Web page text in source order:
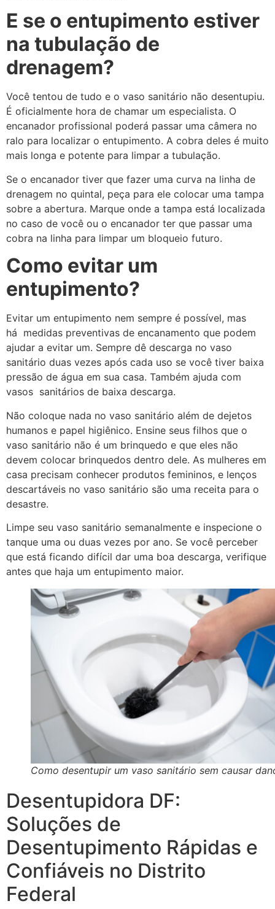
E se o entupimento estiver
na tubulação de
drenagem?
Você tentou de tudo e o vaso sanitário não desentupiu.
É oficialmente hora de chamar um especialista. O
encanador profissional poderá passar uma câmera no
ralo para localizar o entupimento. A cobra deles é muito
mais longa e potente para limpar a tubulação.
Se o encanador tiver que fazer uma curva na linha de
drenagem no quintal, peça para ele colocar uma tampa
sobre a abertura. Marque onde a tampa está localizada
no caso de você ou o encanador ter que passar uma
cobra na linha para limpar um bloqueio futuro.
Como evitar um
entupimento?
Evitar um entupimento nem sempre é possível, mas
há medidas preventivas de encanamento que podem
ajudar a evitar um. Sempre dê descarga no vaso
sanitário duas vezes após cada uso se você tiver baixa
pressão de água em sua casa. Também ajuda com
vasos sanitários de baixa descarga.
Não coloque nada no vaso sanitário além de dejetos
humanos e papel higiênico. Ensine seus filhos que o
vaso sanitário não é um brinquedo e que eles não
devem colocar brinquedos dentro dele. As mulheres em
casa precisam conhecer produtos femininos, e lenços
descartáveis ​​no vaso sanitário são uma receita para o
desastre.
Limpe seu vaso sanitário semanalmente e inspecione o
tanque uma ou duas vezes por ano. Se você perceber
que está ficando difícil dar uma boa descarga, verifique
antes que haja um entupimento maior.
Como desentupir um vaso sanitário sem causar
Desentupidora DF:
Soluções de
Desentupimento Rápidas e
Confiáveis no Distrito
Federal